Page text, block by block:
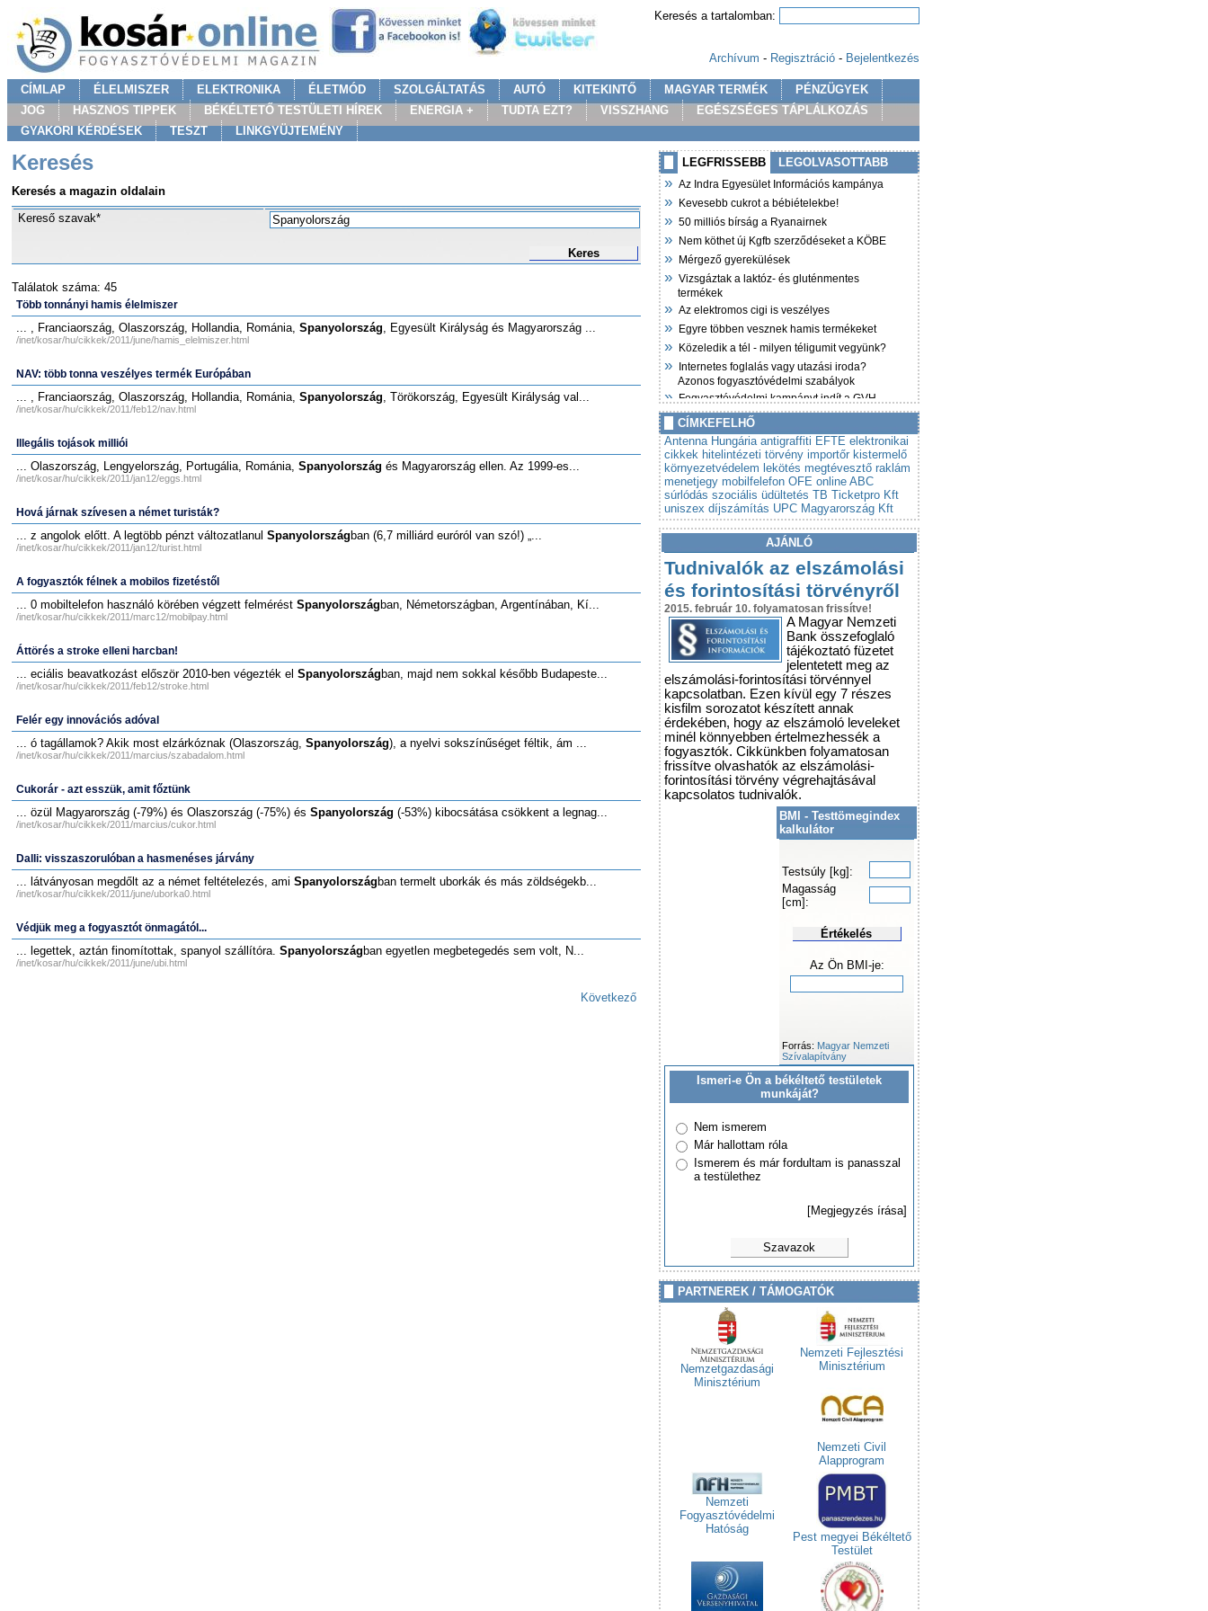
Keresés a tartalomban:
Archívum - Regisztráció - Bejelentkezés
CÍMLAP ÉLELMISZER ELEKTRONIKA ÉLETMÓD SZOLGÁLTATÁS AUTÓ KITEKINTŐ MAGYAR TERMÉK
PÉNZÜGYEK
JOG
HASZNOS TIPPEK BÉKÉLTETŐ TESTÜLETI HÍREK ENERGIA + TUDTA EZT? VISSZHANG
EGÉSZSÉGES TÁPLÁLKOZÁS
GYAKORI KÉRDÉSEK
TESZT LINKGYÜJTEMÉNY
Keresés
Keresés a magazin oldalain
Kereső szavak*
Keres
Találatok száma: 45
Több tonnányi hamis élelmiszer
... , Franciaország, Olaszország, Hollandia, Románia, Spanyolország, Egyesült Királyság és Magyarország ...
/inet/kosar/hu/cikkek/2011/june/hamis_elelmiszer.html
NAV: több tonna veszélyes termék Európában
... , Franciaország, Olaszország, Hollandia, Románia, Spanyolország, Törökország, Egyesült Királyság val...
/inet/kosar/hu/cikkek/2011/feb12/nav.html
Illegális tojások milliói
... Olaszország, Lengyelország, Portugália, Románia, Spanyolország és Magyarország ellen. Az 1999-es...
/inet/kosar/hu/cikkek/2011/jan12/eggs.html
Hová járnak szívesen a német turisták?
... z angolok előtt. A legtöbb pénzt változatlanul Spanyolország ban (6,7 milliárd euróról van szó!) „...
/inet/kosar/hu/cikkek/2011/jan12/turist.html
A fogyasztók félnek a mobilos fizetéstől
... 0 mobiltelefon használó körében végzett felmérést Spanyolország ban, Németországban, Argentínában, Kí...
/inet/kosar/hu/cikkek/2011/marc12/mobilpay.html
Áttörés a stroke elleni harcban!
... eciális beavatkozást először 2010-ben végezték el Spanyolország ban, majd nem sokkal később Budapeste...
/inet/kosar/hu/cikkek/2011/feb12/stroke.html
Felér egy innovációs adóval
... ó tagállamok? Akik most elzárkóznak (Olaszország, Spanyolország), a nyelvi sokszínűséget féltik, ám ...
/inet/kosar/hu/cikkek/2011/marcius/szabadalom.html
Cukorár - azt esszük, amit főztünk
... özül Magyarország (-79%) és Olaszország (-75%) és Spanyolország (-53%) kibocsátása csökkent a legnag...
/inet/kosar/hu/cikkek/2011/marcius/cukor.html
Dalli: visszaszorulóban a hasmenéses járvány
... látványosan megdőlt az a német feltételezés, ami Spanyolország ban termelt uborkák és más zöldségekb...
/inet/kosar/hu/cikkek/2011/june/uborka0.html
Védjük meg a fogyasztót önmagától...
... legettek, aztán finomítottak, spanyol szállítóra. Spanyolország ban egyetlen megbetegedés sem volt, N...
/inet/kosar/hu/cikkek/2011/june/ubi.html
Következő
LEGFRISSEBB LEGOLVASOTTABB
» Az Indra Egyesület Információs kampánya
» Kevesebb cukrot a bébiételekbe!
» 50 milliós bírság a Ryanairnek
» Nem köthet új Kgfb szerződéseket a KÖBE
» Mérgező gyerekülések
» Vizsgáztak a laktóz- és gluténmentes
termékek
» Az elektromos cigi is veszélyes
» Egyre többen vesznek hamis termékeket
» Közeledik a tél - milyen téligumit vegyünk?
»
Internetes foglalás vagy utazási iroda?
Azonos fogyasztóvédelmi szabályok
» Fogyasztóvédelmi kampányt indít a GVH
» Autót venne? Lebuktathatja a csalókat!
» Tovább szigorodnak az árubemutatókra
vonatkozó szabályok
CÍMKEFELHŐ
Antenna Hungária antigraffiti EFTE elektronikai
cikkek hitelintézeti törvény importőr kistermelő
környezetvédelem lekötés megtévesztő raklám
menetjegy mobilfelefon OFE online ABC
súrlódás szociális üdültetés TB Ticketpro Kft
uniszex díjszámítás UPC Magyarország Kft
AJÁNLÓ
Tudnivalók az elszámolási
és forintosítási törvényről
2015. február 10. folyamatosan frissítve!
A Magyar Nemzeti
Bank összefoglaló
tájékoztató füzetet
jelentetett meg az
elszámolási-forintosítási törvénnyel
kapcsolatban. Ezen kívül egy 7 részes
kisfilm sorozatot készített annak
érdekében, hogy az elszámoló leveleket
minél könnyebben értelmezhessék a
fogyasztók. Cikkünkben folyamatosan
frissítve olvashatók az elszámolási-
forintosítási törvény végrehajtásával
kapcsolatos tudnivalók.
BMI - Testtömegindex
kalkulátor
Testsúly [kg]:
Magasság
[cm]:
Értékelés
Az Ön BMI-je:
Forrás: Magyar Nemzeti
Szívalapítvány
Ismeri-e Ön a békéltető testületek
munkáját?
Nem ismerem
Már hallottam róla
Ismerem és már fordultam is panasszal
a testülethez
[Megjegyzés írása]
Szavazok
PARTNEREK / TÁMOGATÓK
Nemzetgazdasági
Minisztérium
Nemzeti Fejlesztési
Minisztérium
Nemzeti Civil
Alapprogram
Nemzeti
Fogyasztóvédelmi
Hatóság
Pest megyei Békéltető
Testület